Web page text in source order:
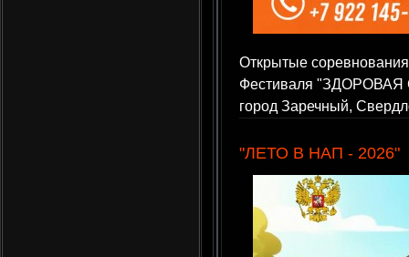
Открытые
Фестиваля "ЗДОРОВАЯ
город Заречный,
"ЛЕТО В НАП - 2026"